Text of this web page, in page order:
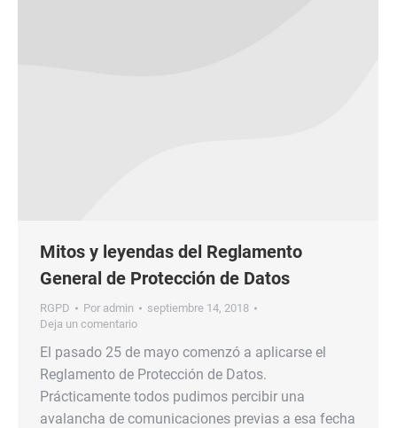
Mitos y leyendas del Reglamento
General de Protección de Datos
RGPD Por admin
septiembre 14, 2018
Deja un comentario
El pasado 25 de mayo comenzó a aplicarse el
Reglamento de Protección de Datos.
Prácticamente todos pudimos percibir una
avalancha de comunicaciones previas a esa fecha